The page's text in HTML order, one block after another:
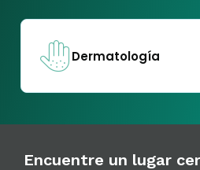
Dermatología
Encuentre un lugar